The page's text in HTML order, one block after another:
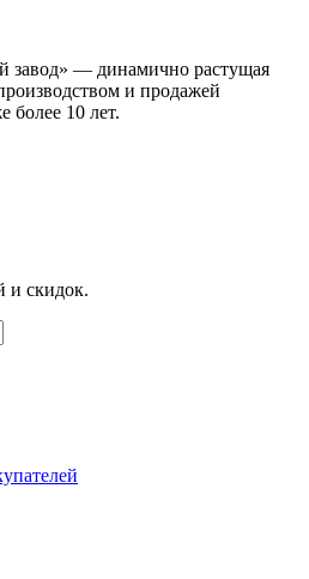
завод» — динамично растущая
и продажей
10 лет.
и скидок.